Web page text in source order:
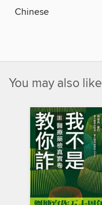
Chinese
You may also like